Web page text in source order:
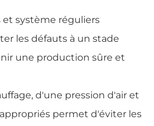
et système réguliers
les défauts à un stade
une production sûre et
d'une pression d'air et
permet d'éviter les